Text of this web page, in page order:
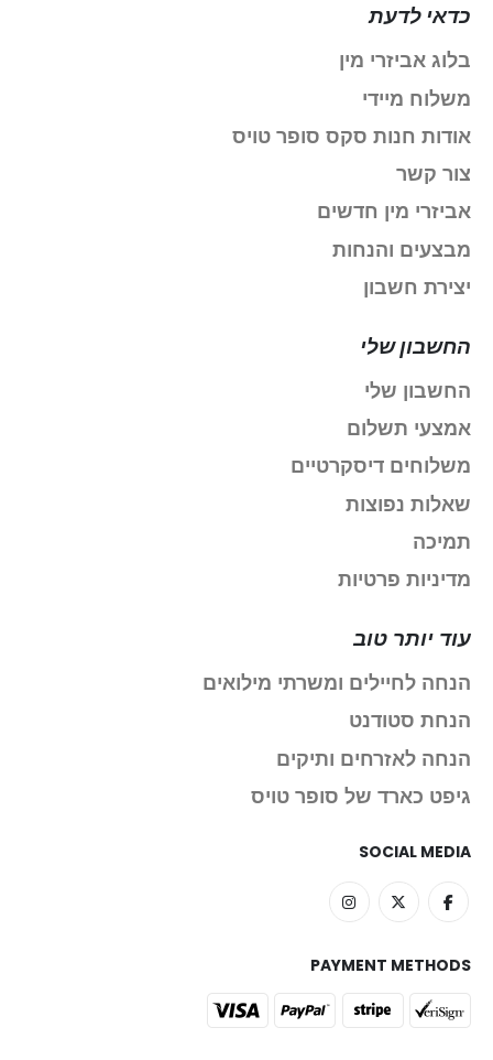
כדאי לדעת
בלוג אביזרי מין
משלוח מיידי
אודות חנות סקס סופר טויס
צור קשר
אביזרי מין חדשים
מבצעים והנחות
יצירת חשבון
החשבון שלי
החשבון שלי
אמצעי תשלום
משלוחים דיסקרטיים
שאלות נפוצות
תמיכה
מדיניות פרטיות
עוד יותר טוב
הנחה לחיילים ומשרתי מילואים
הנחת סטודנט
הנחה לאזרחים ותיקים
גיפט כארד של סופר טויס
SOCIAL MEDIA
PAYMENT METHODS